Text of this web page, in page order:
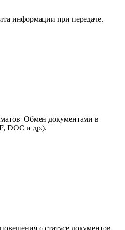
информации при передаче.
Обмен документами в
DOC и др.).
о статусе документов.